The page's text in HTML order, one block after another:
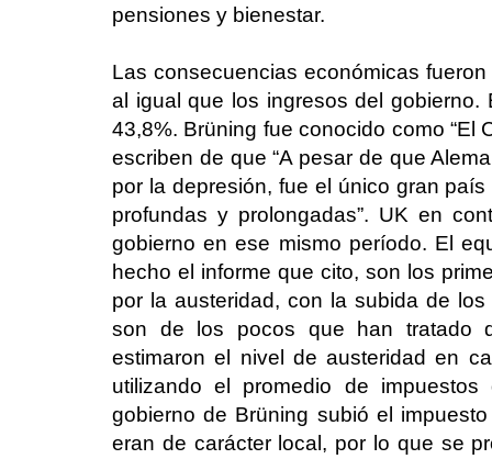
pensiones y bienestar.
Las consecuencias económicas
al igual que los ingresos del gobierno.
43,8%. Brüning fue conocido como “El
escriben de que “A pesar de que
por la depresión, fue el único gran
profundas y prolongadas”. UK en
gobierno en ese mismo período. El
hecho el informe que cito, son los
por la austeridad, con la subida de
son de los pocos que han tratado
estimaron el nivel de austeridad en
utilizando el promedio de
gobierno de Brüning subió el
eran de carácter local, por lo que se